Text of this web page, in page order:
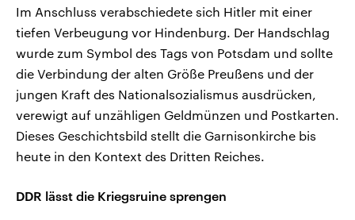
Im Anschluss verabschiedete sich Hitler mit einer
tiefen Verbeugung vor Hindenburg. Der Handschlag
wurde zum Symbol des Tags von Potsdam und sollte
die Verbindung der alten Größe Preußens und der
jungen Kraft des Nationalsozialismus ausdrücken,
verewigt auf unzähligen Geldmünzen und Postkarten.
Dieses Geschichtsbild stellt die Garnisonkirche bis
heute in den Kontext des Dritten Reiches.
DDR lässt die Kriegsruine sprengen